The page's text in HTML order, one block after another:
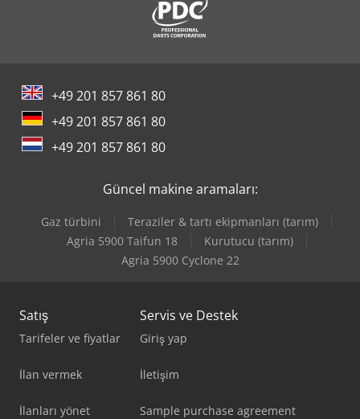
Haulotte Star 6
Haulotte Star 6 Picking
Linde L 10
+49 201 857 861 80
+49 201 857 861 80
+49 201 857 861 80
Güncel makine aramaları:
Gaz türbini
Teraziler & tartı ekipmanları (tarım)
Agria 5900 Taifun 18
Kurutucu (tarım)
Agria 5900 Cyclone 22
Satış
Tarifeler ve fiyatlar
İlan vermek
İlanları yönet
Servis ve Destek
Giriş yap
İletişim
Sample purchase agreement